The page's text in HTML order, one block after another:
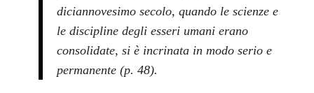
diciannovesimo secolo, quando le scienze e
le discipline degli esseri umani erano
consolidate, si è incrinata in modo serio e
permanente (p. 48).